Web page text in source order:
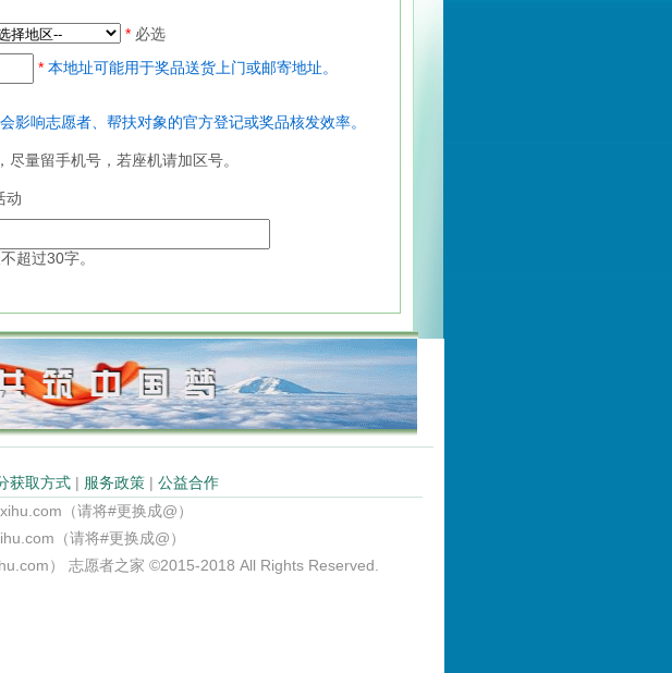
*必选
* 本地址可能用于奖品送货上门或邮寄地址。
影响志愿者、帮扶对象的官方登记或奖品核发效率。
量留手机号，若座机请加区号。
动
超过30字。
获取方式| 服务政策| 公益合作
（请将#更换成@）
（请将#更换成@）
） 志愿者之家 ©2015-2018 All Rights Reserved.